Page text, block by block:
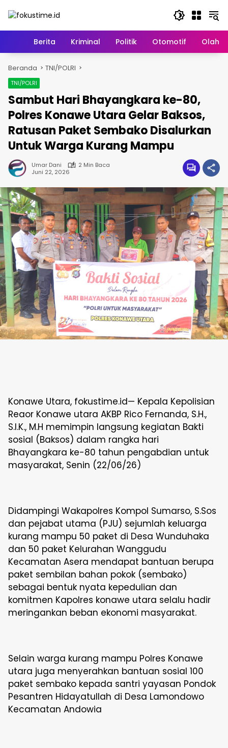
HomeBerita Kriminal Politik Otomotif
Beranda TNI/POLRI
TNI/POLRI
Sambut Hari Bhayangkara ke-80,
Polres Konawe Utara Gelar Baksos,
Ratusan Paket Sembako Disalurkan
Untuk Warga Kurang Mampu
Umar Dani
2 Min Baca
Juni 22, 2026
Konawe Utara, fokustime.id— Kepala Kepolisian
Reaor Konawe utara AKBP Rico Fernanda, S.H.,
S.I.K., M.H memimpin langsung kegiatan Bakti
sosial (Baksos) dalam rangka hari
Bhayangkara ke-80 tahun pengabdian untuk
masyarakat, Senin (22/06/26)
Didampingi Wakapolres Kompol Sumarso, S.Sos
dan pejabat utama (PJU) sejumlah keluarga
kurang mampu 50 paket di Desa Wunduhaka
dan 50 paket Kelurahan Wanggudu
Kecamatan Asera mendapat bantuan berupa
paket sembilan bahan pokok (sembako)
sebagai bentuk nyata kepedulian dan
komitmen Kapolres konawe utara selalu hadir
meringankan beban ekonomi masyarakat.
Selain warga kurang mampu Polres Konawe
utara juga menyerahkan bantuan sosial 100
paket sembako kepada santri yayasan Pondok
Pesantren Hidayatullah di Desa Lamondowo
Kecamatan Andowia